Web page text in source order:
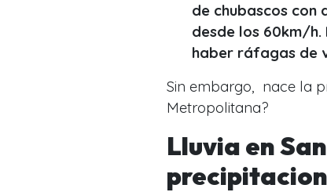
de chubascos con
desde los 60km/h.
haber ráfagas de
Sin embargo, nace la
Metropolitana?
Lluvia en